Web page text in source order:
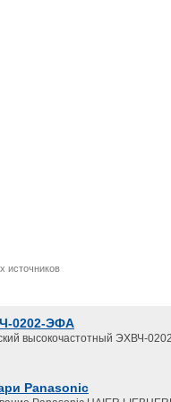
источников
0202-ЭФА
высокочастотный ЭХВЧ-
Panasonic